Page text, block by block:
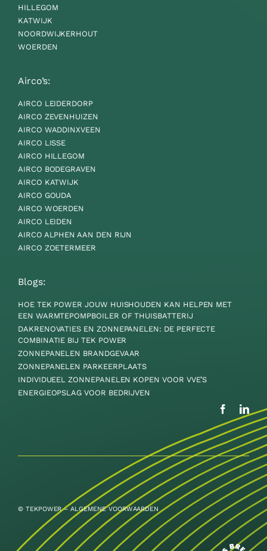
HILLEGOM
KATWIJK
NOORDWIJKERHOUT
WOERDEN
Airco’s:
AIRCO LEIDERDORP
AIRCO ZEVENHUIZEN
AIRCO WADDINXVEEN
AIRCO LISSE
AIRCO HILLEGOM
AIRCO BODEGRAVEN
AIRCO KATWIJK
AIRCO GOUDA
AIRCO WOERDEN
AIRCO LEIDEN
AIRCO ALPHEN AAN DEN RIJN
AIRCO ZOETERMEER
Blogs:
HOE TEK POWER JOUW HUISHOUDEN KAN HELPEN MET
EEN WARMTEPOMPBOILER OF THUISBATTERIJ
DAKRENOVATIES EN ZONNEPANELEN: DE PERFECTE
COMBINATIE BIJ TEK POWER
ZONNEPANELEN BRANDGEVAAR
ZONNEPANELEN PARKEERPLAATS
INDIVIDUEEL ZONNEPANELEN KOPEN VOOR VVE’S
ENERGIEOPSLAG VOOR BEDRIJVEN
© TEKPOWER –ALGEMENE VOORWAARDEN